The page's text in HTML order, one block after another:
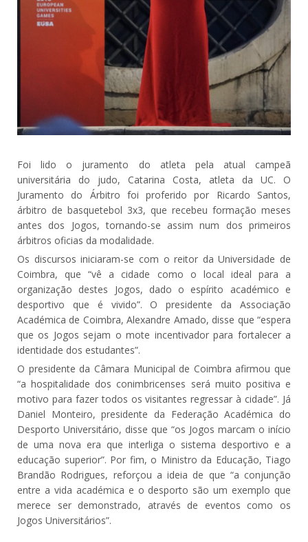
Foi lido o juramento do atleta pela atual campeã
universitária do judo, Catarina Costa, atleta da UC. O
Juramento do Árbitro foi proferido por Ricardo Santos,
árbitro de basquetebol 3x3, que recebeu formação meses
antes dos Jogos, tornando-se assim num dos primeiros
árbitros oficias da modalidade.
Os discursos iniciaram-se com o reitor da Universidade de
Coimbra, que “vê a cidade como o local ideal para a
organização destes Jogos, dado o espírito académico e
desportivo que é vivido”. O presidente da Associação
Académica de Coimbra, Alexandre Amado, disse que “espera
que os Jogos sejam o mote incentivador para fortalecer a
identidade dos estudantes”.
O presidente da Câmara Municipal de Coimbra afirmou que
“a hospitalidade dos conimbricenses será muito positiva e
motivo para fazer todos os visitantes regressar à cidade”. Já
Daniel Monteiro, presidente da Federação Académica do
Desporto Universitário, disse que “os Jogos marcam o início
de uma nova era que interliga o sistema desportivo e a
educação superior”. Por fim, o Ministro da Educação, Tiago
Brandão Rodrigues, reforçou a ideia de que “a conjunção
entre a vida académica e o desporto são um exemplo que
merece ser demonstrado, através de eventos como os
Jogos Universitários”.